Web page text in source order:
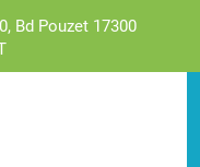
Bd Pouzet 17300